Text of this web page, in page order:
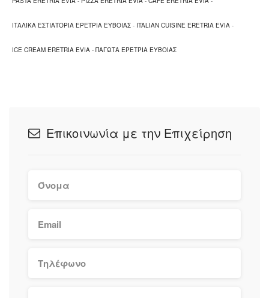
ΙΤΑΛΙΚΑ ΕΣΤΙΑΤΟΡΙΑ ΕΡΕΤΡΙΑ ΕΥΒΟΙΑΣ - ITALIAN CUISINE ERETRIA EVIA -
ICE CREAM ERETRIA EVIA - ΠΑΓΩΤΑ ΕΡΕΤΡΙΑ ΕΥΒΟΙΑΣ
Επικοινωνία με την Επιχείρηση